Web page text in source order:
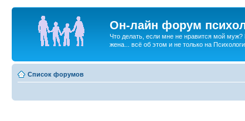
Он-лайн форум
Что делать, если мне не нравится мой
жена... всё об этом и не только на
Список форумов